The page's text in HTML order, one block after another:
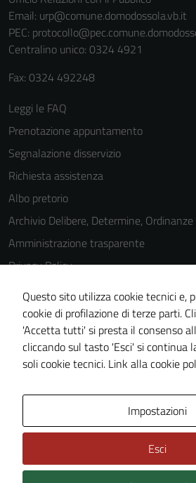
Email: urp@comune.domodossola.vb.it
PEC:
Centralino unico: 0324 4921
Fax: 0324 492248
Leggi le FAQ
Prenotazione appuntamento
Segnalazione disservizio
Richiesta assistenza
Albo pretorio
Archivio Delibere, Determine, Ordinanze
Amministrazione trasparente
Privacy Policy
Cookie Policy
Note legali
Dichiarazione di accessibilità
Piano di miglioramento del sito
Questo sito utilizza cookie tecnici e,
cookie di profilazione di terze parti.
'Accetta tutti' si presta il consenso
cliccando sul tasto 'Esci' si continua
soli cookie tecnici. Link alla cookie
Impostazioni
Esci